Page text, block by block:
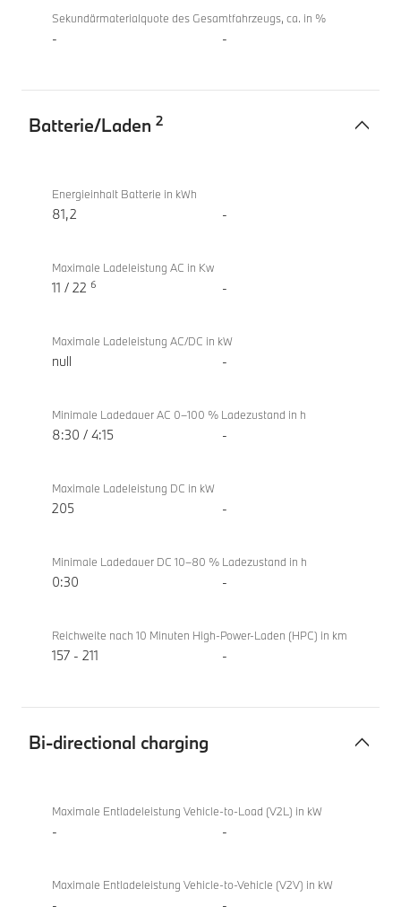
Sekundärmaterialquote des Gesamtfahrzeugs, ca. in %
- -
Batterie/Laden 2
eDrive40
Berline
Energieinhalt Batterie in kWh
81,2 -
Maximale Ladeleistung AC in Kw
11 / 22 6 -
Maximale Ladeleistung AC/DC in kW
null -
Minimale Ladedauer AC 0–100 % Ladezustand in h
8:30 / 4:15 -
Maximale Ladeleistung DC in kW
205 -
Minimale Ladedauer DC 10–80 % Ladezustand in h
0:30 -
Reichweite nach 10 Minuten High-Power-Laden (HPC) in km
157 - 211 -
Bi-directional charging
directional
charging
eDrive40
Berline
Maximale Entladeleistung Vehicle-to-Load (V2L) in kW
- -
Maximale Entladeleistung Vehicle-to-Vehicle (V2V) in kW
- -